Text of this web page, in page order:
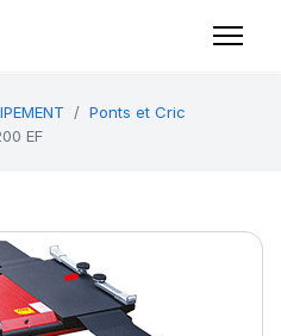
Ponts et Cric
EF